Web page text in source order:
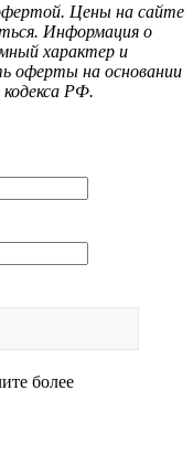
Цены на сайте
Информация о
характер и
оферты на основании
РФ.
более